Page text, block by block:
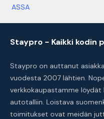
ASSA
Staypro - Kaikki kodin
Staypro on auttanut
vuodesta 2007 lähtien.
verkkokaupastamme löydät
autotalliin. Loistava
toimitukset ovat meidän